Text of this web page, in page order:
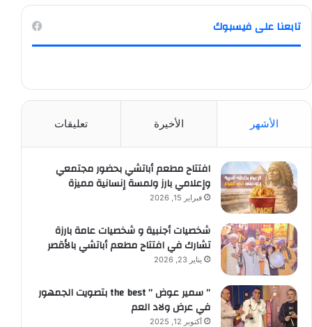
تابعنا على فيسبوك
الأشهر الأخيرة تعليقات
افتتاح مطعم أباتشي بحضور مجتمعي
وإعلامي بارز ولمسة إنسانية مميزة
فبراير 15, 2026
شخصيات أجنبية و شخصيات عامة بارزة
تشارك في افتتاح مطعم أباتشي بالأقصر
يناير 23, 2026
” سمير عوض ” the best بتصويت الجمهور
في عرض ولاد العم
أكتوبر 12, 2025